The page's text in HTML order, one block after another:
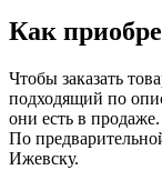
Как
Чтобы заказать
подходящий по
они есть в
По
Ижевску.